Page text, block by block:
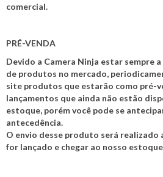
comercial.
PRÉ-VENDA
Devido a Camera Ninja estar sempre
de produtos no mercado,
site produtos que estarão como pré-
lançamentos que ainda não estão
estoque, porém você pode se
antecedência.
O envio desse produto será
for lançado e chegar ao nosso